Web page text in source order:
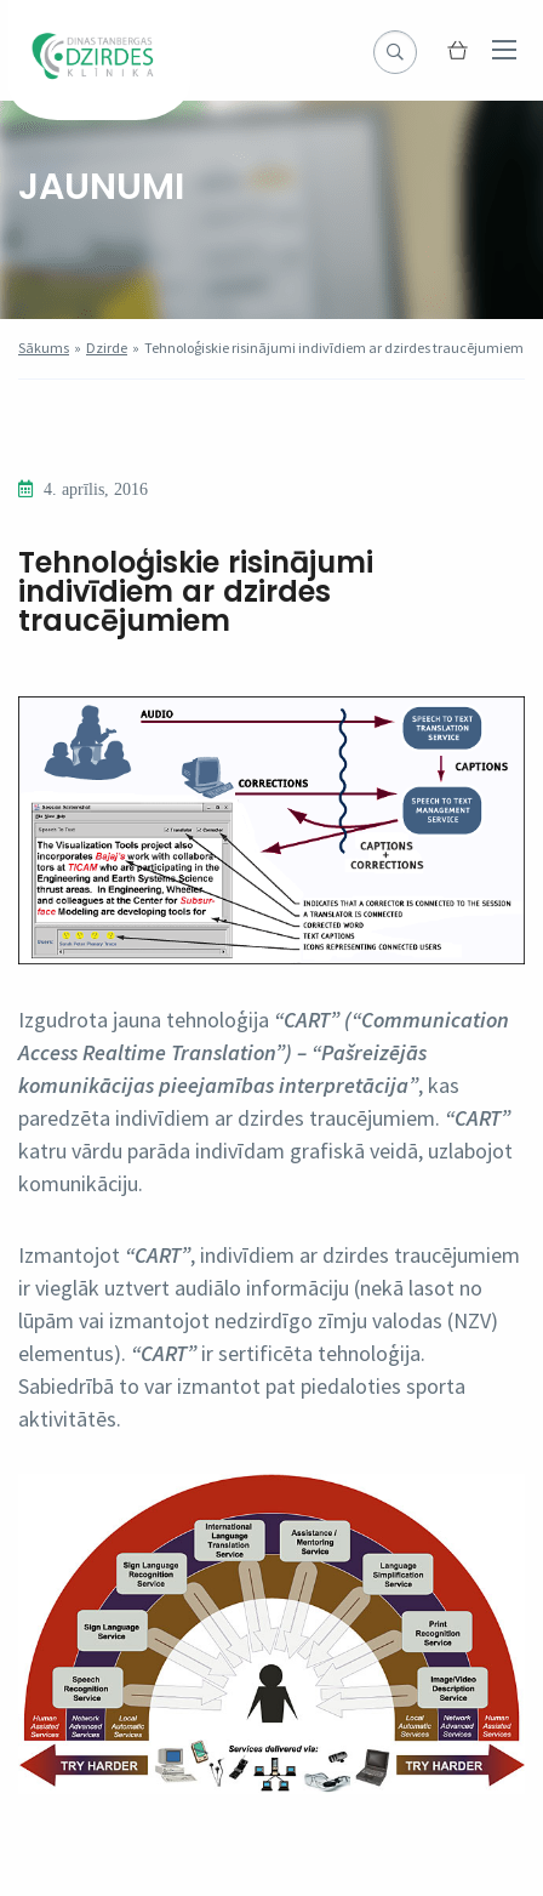
JAUNUMI
Sākums » Dzirde » Tehnoloģiskie risinājumi indivīdiem ar dzirdes traucējumiem
4. aprīlis, 2016
Tehnoloģiskie risinājumi
indivīdiem ar dzirdes
traucējumiem
Izgudrota jauna tehnoloģija “CART” (“Communication
Access Realtime Translation”) – “Pašreizējās
komunikācijas pieejamības interpretācija”, kas
paredzēta indivīdiem ar dzirdes traucējumiem. “CART”
katru vārdu parāda indivīdam grafiskā veidā, uzlabojot
komunikāciju.
Izmantojot “CART”, indivīdiem ar dzirdes traucējumiem
ir vieglāk uztvert audiālo informāciju (nekā lasot no
lūpām vai izmantojot nedzirdīgo zīmju valodas (NZV)
elementus). “CART”ir sertificēta tehnoloģija.
Sabiedrībā to var izmantot pat piedaloties sporta
aktivitātēs.